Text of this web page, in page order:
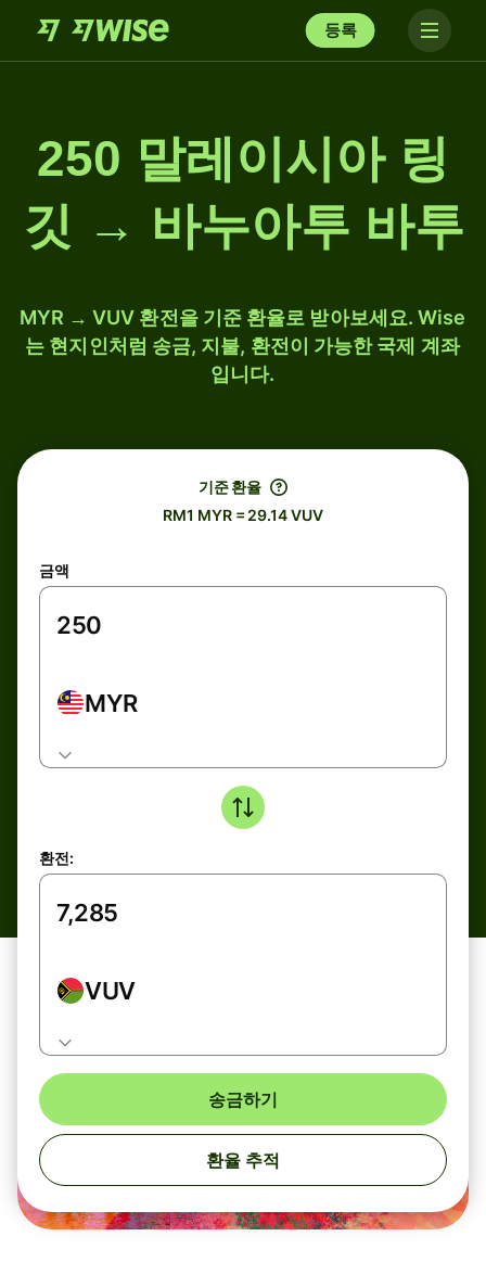
등록
250 말레이시아 링
깃 → 바누아투 바투
MYR → VUV 환전을 기준 환율로 받아보세요. Wise
는 현지인처럼 송금, 지불, 환전이 가능한 국제 계좌
입니다.
기준 환율
RM1 MYR = 29.14 VUV
금액
MYR
환전:
VUV
송금하기
환율 추적